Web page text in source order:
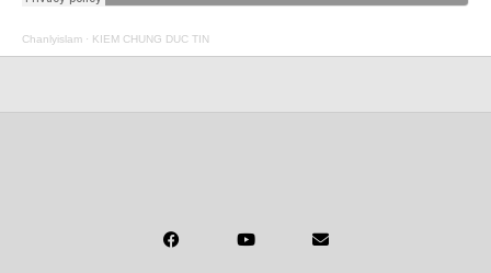
Chanlyislam · KIEM CHUNG DUC TIN